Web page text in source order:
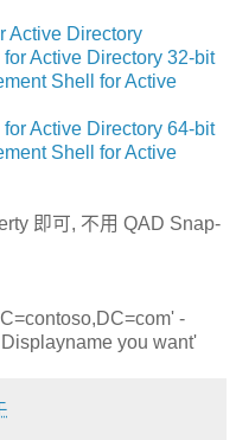
Active Directory
Active Directory 32-bit
Shell for Active
Active Directory 64-bit
Shell for Active
即可, 不用 QAD Snap-
-
you want'